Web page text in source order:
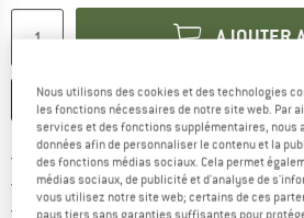
AJOUTER
ENREGISTRER
Livraison gratuite dès 69 € (FR)
Droit de retour de 100 joursTrouve
> 4 000 000 clients satisfaits
Nous utilisons des cookies et des technologies
les fonctions nécessaires de notre site web. Par
services et des fonctions supplémentaires, nous
données afin de personnaliser le contenu et la
des fonctions médias sociaux. Cela permet
médias sociaux, de publicité et d'analyse de
vous utilisez notre site web; certains de ces
pays tiers sans garanties suffisantes pour